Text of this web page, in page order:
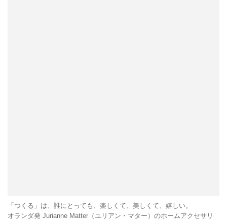
「つくる」は、誰にとっても、楽しくて、美しくて、嬉しい。
オランダ発 Jurianne Matter（ユリアン・マター）のホームアクセサリ